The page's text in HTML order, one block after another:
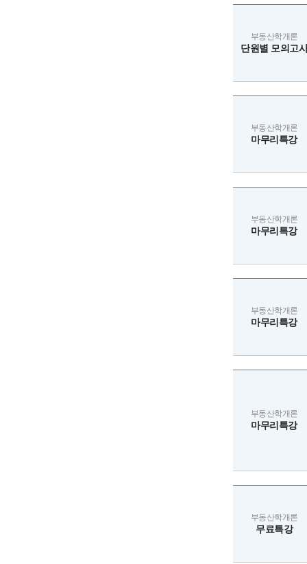
부동산학개론
단원별 모의고사
부동산학개론
마무리특강
부동산학개론
마무리특강
부동산학개론
마무리특강
부동산학개론
마무리특강
부동산학개론
무료특강